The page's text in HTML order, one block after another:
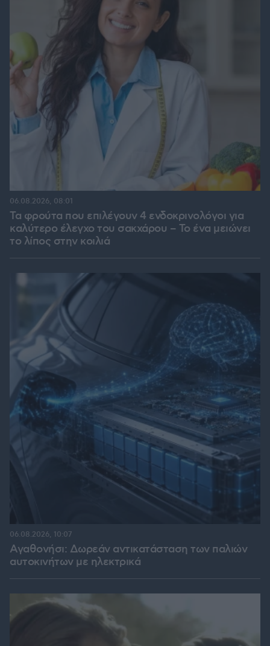
Τα φρούτα που επιλέγουν 4 ενδοκρινολόγοι για
καλύτερο έλεγχο του σακχάρου – Το ένα μειώνει
το λίπος στην κοιλιά
06.08.2026, 08:01
Αγαθονήσι: Δωρεάν αντικατάσταση των παλιών
αυτοκινήτων με ηλεκτρικά
06.08.2026, 10:07